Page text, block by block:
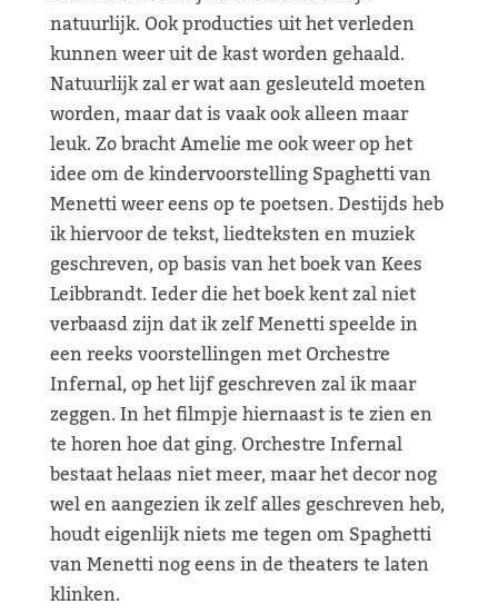
natuurlijk. Ook producties uit het verleden
kunnen weer uit de kast worden gehaald.
Natuurlijk zal er wat aan gesleuteld moeten
worden, maar dat is vaak ook alleen maar
leuk. Zo bracht Amelie me ook weer op het
idee om de kindervoorstelling Spaghetti van
Menetti weer eens op te poetsen. Destijds heb
ik hiervoor de tekst, liedteksten en muziek
geschreven, op basis van het boek van Kees
Leibbrandt. Ieder die het boek kent zal niet
verbaasd zijn dat ik zelf Menetti speelde in
een reeks voorstellingen met Orchestre
Infernal, op het lijf geschreven zal ik maar
zeggen. In het filmpje hiernaast is te zien en
te horen hoe dat ging. Orchestre Infernal
bestaat helaas niet meer, maar het decor nog
wel en aangezien ik zelf alles geschreven heb,
houdt eigenlijk niets me tegen om Spaghetti
van Menetti nog eens in de theaters te laten
klinken.